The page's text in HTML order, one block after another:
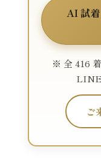
AI 試
※ 全 416
LINE
ご